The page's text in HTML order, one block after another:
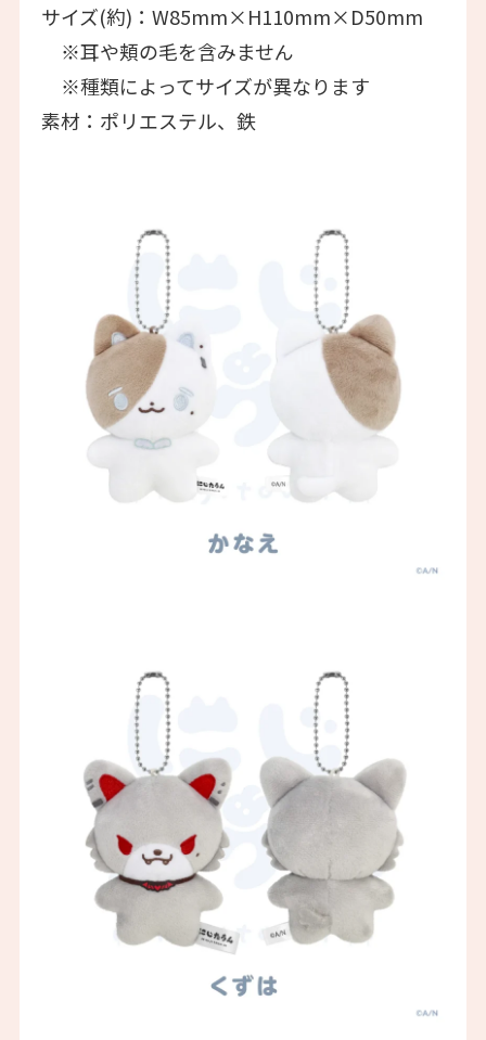
サイズ(約)：W85mm×H110mm×D50mm
※耳や頬の毛を含みません
※種類によってサイズが異なります
素材：ポリエステル、鉄